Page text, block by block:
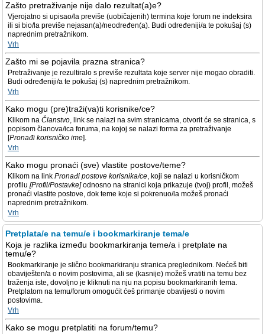
Zašto pretraživanje nije dalo rezultat(a)e?
Vjerojatno si upisao/la previše (uobičajenih) termina koje forum ne indeksira
ili si bio/la previše nejasan(a)/neodređen(a). Budi određeniji/a te pokušaj (s)
naprednim pretražnikom.
Vrh
Zašto mi se pojavila prazna stranica?
Pretraživanje je rezultiralo s previše rezultata koje server nije mogao obraditi.
Budi određeniji/a te pokušaj (s) naprednim pretražnikom.
Vrh
Kako mogu (pre)traži(va)ti korisnike/ce?
Klikom na Članstvo, link se nalazi na svim stranicama, otvorit će se stranica, s
popisom članova/ica foruma, na kojoj se nalazi forma za pretraživanje
[Pronađi korisničko ime].
Vrh
Kako mogu pronaći (sve) vlastite postove/teme?
Klikom na link Pronađi postove korisnika/ce, koji se nalazi u korisničkom
profilu [Profil/Postavke]odnosno na stranici koja prikazuje (tvoj) profil, možeš
pronaći vlastite postove, dok teme koje si pokrenuo/la možeš pronaći
naprednim pretražnikom.
Vrh
Pretplata/e na temu/e i bookmarkiranje tema/e
Koja je razlika između bookmarkiranja teme/a i pretplate na
temu/e?
Bookmarkiranje je slično bookmarkiranju stranica preglednikom. Nećeš biti
obaviješten/a o novim postovima, ali se (kasnije) možeš vratiti na temu bez
traženja iste, dovoljno je kliknuti na nju na popisu bookmarkiranih tema.
Pretplatom na temu/forum omogućit ćeš primanje obavijesti o novim
postovima.
Vrh
Kako se mogu pretplatiti na forum/temu?